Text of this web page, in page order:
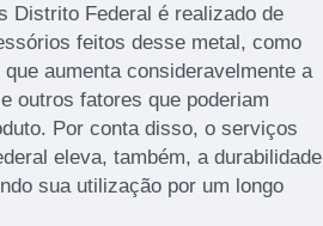
Distrito Federal é realizado de
feitos desse metal, como
aumenta consideravelmente a
outros fatores que poderiam
Por conta disso, o serviços
eleva, também, a durabilidade
sua utilização por um longo